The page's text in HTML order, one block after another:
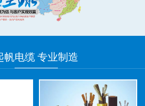
帆电缆 专业制造